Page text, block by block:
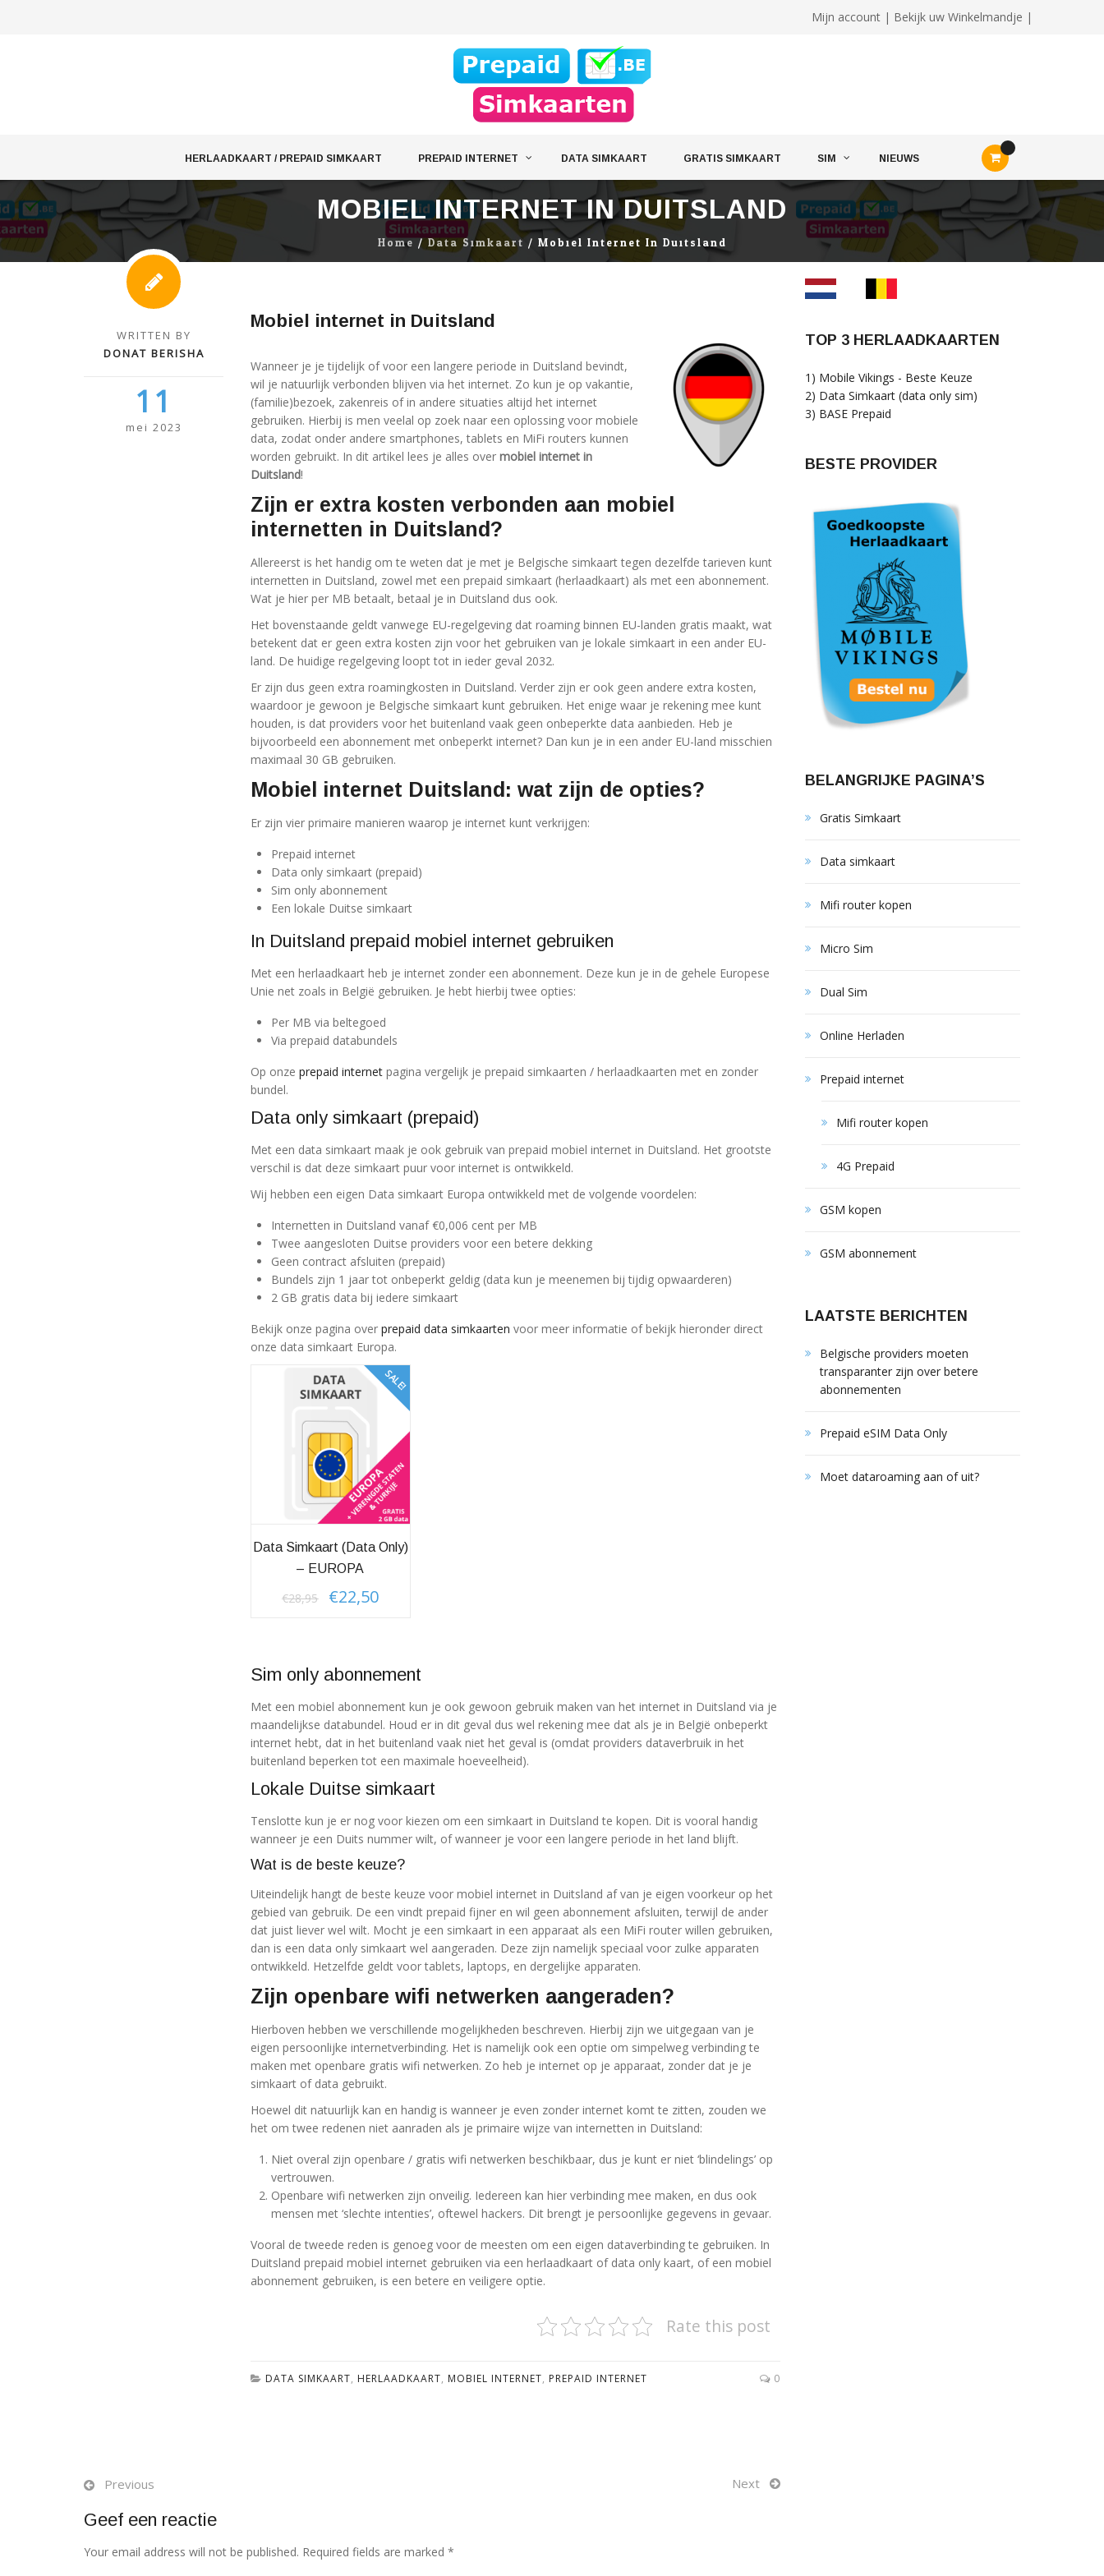
Mijn account | Bekijk uw Winkelmandje |
content
HERLAADKAART / PREPAID SIMKAART PREPAID INTERNET DATA SIMKAART GRATIS SIMKAART SIM NIEUWS
MOBIEL INTERNET IN DUITSLAND
Home/Data Simkaart/ Mobiel Internet In Duitsland
WRITTEN BY
DONAT BERISHA
11
mei 2023
Mobiel internet in Duitsland
Wanneer je je tijdelijk of voor een langere periode in Duitsland bevindt,
wil je natuurlijk verbonden blijven via het internet. Zo kun je op vakantie,
(familie)bezoek, zakenreis of in andere situaties altijd het internet
gebruiken. Hierbij is men veelal op zoek naar een oplossing voor mobiele
data, zodat onder andere smartphones, tablets en MiFi routers kunnen
worden gebruikt. In dit artikel lees je alles over mobiel internet in
Duitsland!
Zijn er extra kosten verbonden aan mobiel
internetten in Duitsland?
Allereerst is het handig om te weten dat je met je Belgische simkaart tegen dezelfde tarieven kunt
internetten in Duitsland, zowel met een prepaid simkaart (herlaadkaart) als met een abonnement.
Wat je hier per MB betaalt, betaal je in Duitsland dus ook.
Het bovenstaande geldt vanwege EU-regelgeving dat roaming binnen EU-landen gratis maakt, wat
betekent dat er geen extra kosten zijn voor het gebruiken van je lokale simkaart in een ander EU-
land. De huidige regelgeving loopt tot in ieder geval 2032.
Er zijn dus geen extra roamingkosten in Duitsland. Verder zijn er ook geen andere extra kosten,
waardoor je gewoon je Belgische simkaart kunt gebruiken. Het enige waar je rekening mee kunt
houden, is dat providers voor het buitenland vaak geen onbeperkte data aanbieden. Heb je
bijvoorbeeld een abonnement met onbeperkt internet? Dan kun je in een ander EU-land misschien
maximaal 30 GB gebruiken.
Mobiel internet Duitsland: wat zijn de opties?
Er zijn vier primaire manieren waarop je internet kunt verkrijgen:
Prepaid internet
Data only simkaart (prepaid)
Sim only abonnement
Een lokale Duitse simkaart
In Duitsland prepaid mobiel internet gebruiken
Met een herlaadkaart heb je internet zonder een abonnement. Deze kun je in de gehele Europese
Unie net zoals in België gebruiken. Je hebt hierbij twee opties:
Per MB via beltegoed
Via prepaid databundels
Op onze prepaid internet pagina vergelijk je prepaid simkaarten / herlaadkaarten met en zonder
bundel.
Data only simkaart (prepaid)
Met een data simkaart maak je ook gebruik van prepaid mobiel internet in Duitsland. Het grootste
verschil is dat deze simkaart puur voor internet is ontwikkeld.
Wij hebben een eigen Data simkaart Europa ontwikkeld met de volgende voordelen:
Internetten in Duitsland vanaf €0,006 cent per MB
Twee aangesloten Duitse providers voor een betere dekking
Geen contract afsluiten (prepaid)
Bundels zijn 1 jaar tot onbeperkt geldig (data kun je meenemen bij tijdig opwaarderen)
2 GB gratis data bij iedere simkaart
Bekijk onze pagina over prepaid data simkaarten voor meer informatie of bekijk hieronder direct
onze data simkaart Europa.
SALE!
Data Simkaart (data Only)
– EUROPA
€28,95
Oorspronkelijke
€22,50Huidige
Sim only abonnement
Met een mobiel abonnement kun je ook gewoon gebruik maken van het internet in Duitsland via je
maandelijkse databundel. Houd er in dit geval dus wel rekening mee dat als je in België onbeperkt
internet hebt, dat in het buitenland vaak niet het geval is (omdat providers dataverbruik in het
buitenland beperken tot een maximale hoeveelheid).
Lokale Duitse simkaart
Tenslotte kun je er nog voor kiezen om een simkaart in Duitsland te kopen. Dit is vooral handig
wanneer je een Duits nummer wilt, of wanneer je voor een langere periode in het land blijft.
Wat is de beste keuze?
Uiteindelijk hangt de beste keuze voor mobiel internet in Duitsland af van je eigen voorkeur op het
gebied van gebruik. De een vindt prepaid fijner en wil geen abonnement afsluiten, terwijl de ander
dat juist liever wel wilt. Mocht je een simkaart in een apparaat als een MiFi router willen gebruiken,
dan is een data only simkaart wel aangeraden. Deze zijn namelijk speciaal voor zulke apparaten
ontwikkeld. Hetzelfde geldt voor tablets, laptops, en dergelijke apparaten.
Zijn openbare wifi netwerken aangeraden?
Hierboven hebben we verschillende mogelijkheden beschreven. Hierbij zijn we uitgegaan van je
eigen persoonlijke internetverbinding. Het is namelijk ook een optie om simpelweg verbinding te
maken met openbare gratis wifi netwerken. Zo heb je internet op je apparaat, zonder dat je je
simkaart of data gebruikt.
Hoewel dit natuurlijk kan en handig is wanneer je even zonder internet komt te zitten, zouden we
het om twee redenen niet aanraden als je primaire wijze van internetten in Duitsland:
Niet overal zijn openbare / gratis wifi netwerken beschikbaar, dus je kunt er niet ‘blindelings’ op
vertrouwen.
Openbare wifi netwerken zijn onveilig. Iedereen kan hier verbinding mee maken, en dus ook
mensen met ‘slechte intenties’, oftewel hackers. Dit brengt je persoonlijke gegevens in gevaar.
Vooral de tweede reden is genoeg voor de meesten om een eigen dataverbinding te gebruiken. In
Duitsland prepaid mobiel internet gebruiken via een herlaadkaart of data only kaart, of een mobiel
abonnement gebruiken, is een betere en veiligere optie.
Rate this post
DATA SIMKAART, HERLAADKAART, MOBIEL INTERNET, PREPAID INTERNET 0
Previous Next
Geef een reactie
Your email address will not be published. Required fields are marked *
TOP 3 HERLAADKAARTEN
1) Mobile Vikings - Beste Keuze
2) Data Simkaart (data only sim)
3) BASE Prepaid
BESTE PROVIDER
BELANGRIJKE PAGINA’S
Gratis Simkaart
Data simkaart
Mifi router kopen
Micro Sim
Dual Sim
Online Herladen
Prepaid internet
Mifi router kopen
4G Prepaid
GSM kopen
GSM abonnement
LAATSTE BERICHTEN
Belgische providers moeten
transparanter zijn over betere
abonnementen
Prepaid eSIM Data Only
Moet dataroaming aan of uit?